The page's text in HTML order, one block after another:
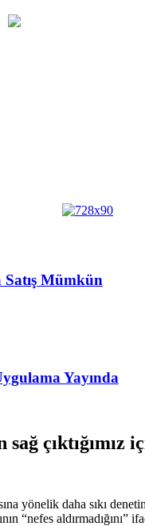
Mümkün
Yayında
çıktığımız
yönelik daha sıkı
“nefes aldırmadığını”